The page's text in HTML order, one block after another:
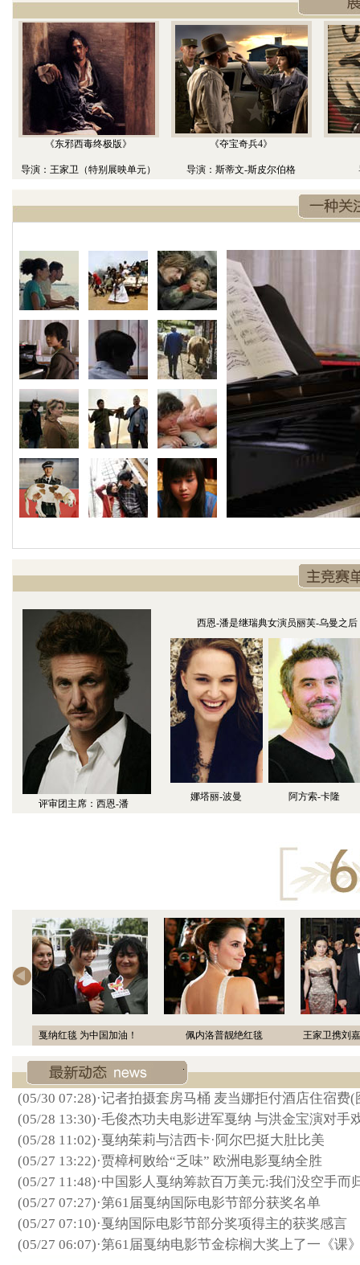
《东邪西毒终极版》
导演：王家卫（特别展映单元）
《夺宝奇兵4》
导演：斯蒂文-斯皮尔伯格
西恩-潘是继瑞典女演员丽芙-乌曼之
娜塔丽-波曼 阿方索-卡隆
评审团主席：西恩-潘
为中国加油！ 佩内洛普靓绝红毯 王家卫携刘嘉玲杨采妮亮相
(05/30 07:28)·记者拍摄套房马桶 麦当娜拒付酒店住宿费(
(05/28 13:30)·毛俊杰功夫电影进军戛纳 与洪金宝演对手
(05/28 11:02)·戛纳茱莉与洁西卡·阿尔巴挺大肚比美
(05/27 13:22)·贾樟柯败给“乏味” 欧洲电影戛纳全胜
(05/27 11:48)·中国影人戛纳筹款百万美元:我们没空手而
(05/27 07:27)·第61届戛纳国际电影节部分获奖名单
(05/27 07:10)·戛纳国际电影节部分奖项得主的获奖感言
(05/27 06:07)·第61届戛纳电影节金棕榈大奖上了一《课